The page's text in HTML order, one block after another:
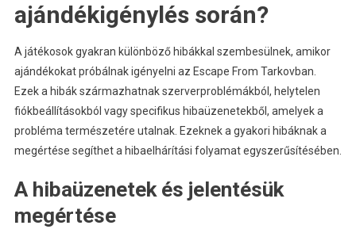
ajándékigénylés során?
A játékosok gyakran különböző hibákkal szembesülnek, amikor
ajándékokat próbálnak igényelni az Escape From Tarkovban.
Ezek a hibák származhatnak szerverproblémákból, helytelen
fiókbeállításokból vagy specifikus hibaüzenetekből, amelyek a
probléma természetére utalnak. Ezeknek a gyakori hibáknak a
megértése segíthet a hibaelhárítási folyamat egyszerűsítésében.
A hibaüzenetek és jelentésük
megértése